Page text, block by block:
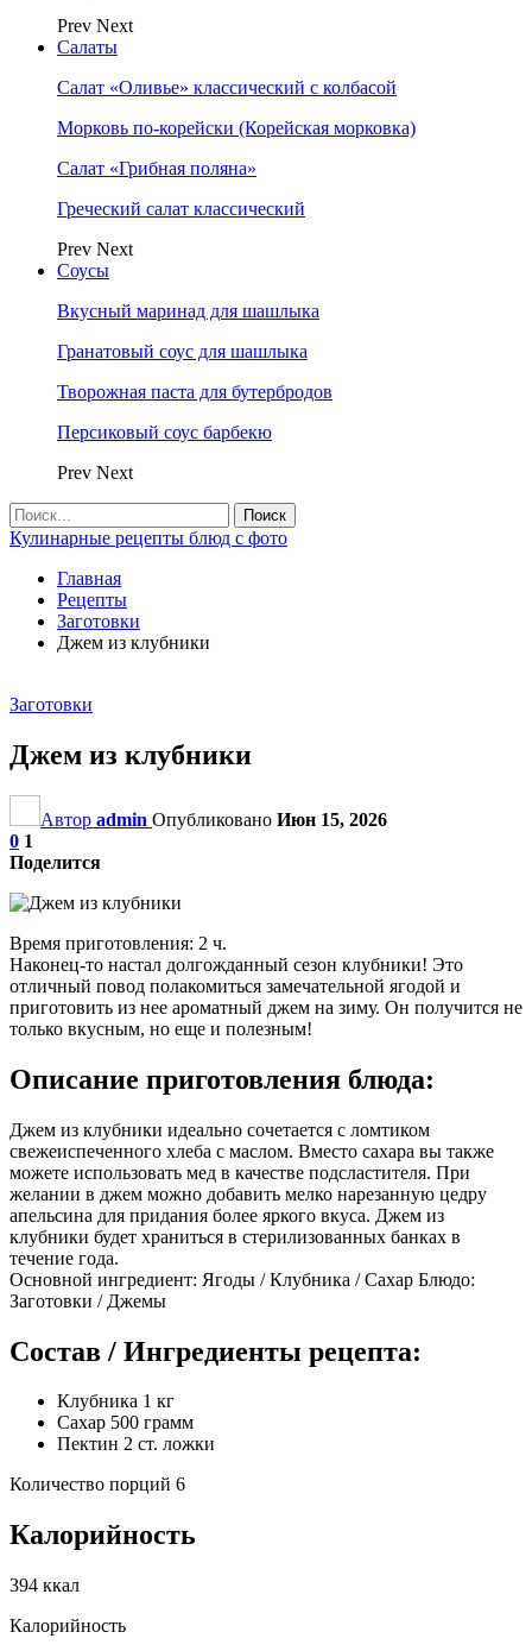
Prev Next
Салаты
Салат «Оливье» классический с колбасой
Морковь по-корейски (Корейская морковка)
Салат «Грибная поляна»
Греческий салат классический
Prev Next
Соусы
Вкусный маринад для шашлыка
Гранатовый соус для шашлыка
Творожная паста для бутербродов
Персиковый соус барбекю
Prev Next
Кулинарные рецепты блюд с фото
Главная
Рецепты
Заготовки
Джем из клубники
Заготовки
Джем из клубники
Автор admin Опубликовано Июн 15, 2026
0 1
Поделится
Время приготовления: 2 ч.
Наконец-то настал долгожданный сезон клубники! Это
отличный повод полакомиться замечательной ягодой и
приготовить из нее ароматный джем на зиму. Он получится не
только вкусным, но еще и полезным!
Описание приготовления блюда:
Джем из клубники идеально сочетается с ломтиком
свежеиспеченного хлеба с маслом. Вместо сахара вы также
можете использовать мед в качестве подсластителя. При
желании в джем можно добавить мелко нарезанную цедру
апельсина для придания более яркого вкуса. Джем из
клубники будет храниться в стерилизованных банках в
течение года.
Основной ингредиент: Ягоды / Клубника / Сахар Блюдо:
Заготовки / Джемы
Состав / Ингредиенты рецепта:
Клубника 1 кг
Сахар 500 грамм
Пектин 2 ст. ложки
Количество порций 6
Калорийность
394 ккал
Калорийность